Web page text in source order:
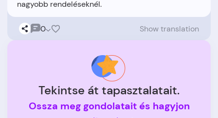
0 Show translation
Tekintse át tapasztalatait.
Ossza meg gondolatait és hagyjon